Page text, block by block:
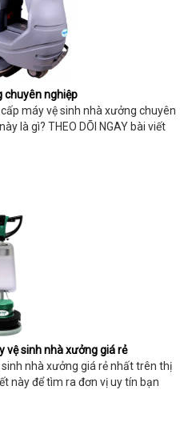
chuyên nghiệp
máy vệ sinh nhà xưởng chuyên
là gì? THEO DÕI NGAY bài viết
vệ sinh nhà xưởng giá rẻ
nhà xưởng giá rẻ nhất trên thị
này để tìm ra đơn vị uy tín bạn